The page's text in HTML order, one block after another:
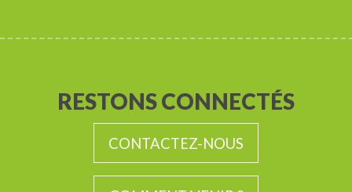
RESTONS CONNECTÉS
CONTACTEZ-NOUS